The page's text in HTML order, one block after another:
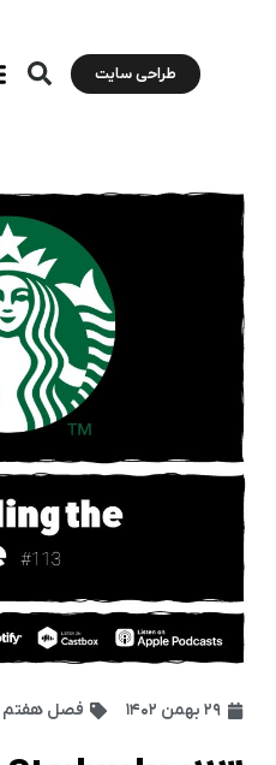
طراحی سایت
۲۹ بهمن ۱۴۰۲ فصل هفتم